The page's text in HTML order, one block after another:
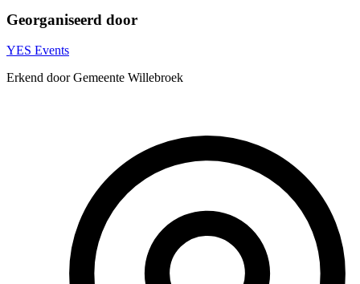
Georganiseerd door
YES Events
Erkend door Gemeente Willebroek